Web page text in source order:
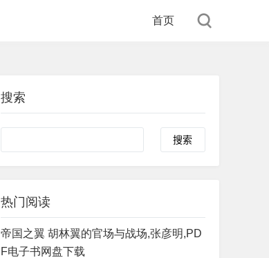
首页
搜索
Search
热门阅读
帝国之翼 胡林翼的官场与战场,张彦明,PD
F电子书网盘下载